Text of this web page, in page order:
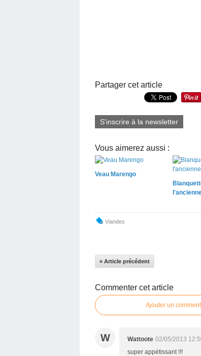
Partager cet article
S'inscrire à la newsletter
Vous aimerez aussi :
Veau Marengo
Viandes
« Article précédent
Commenter cet article
Ajouter un
W Wattoote 02/05/2013
super appétissant !!!